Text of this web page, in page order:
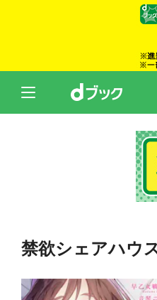
禁欲シェアハウス